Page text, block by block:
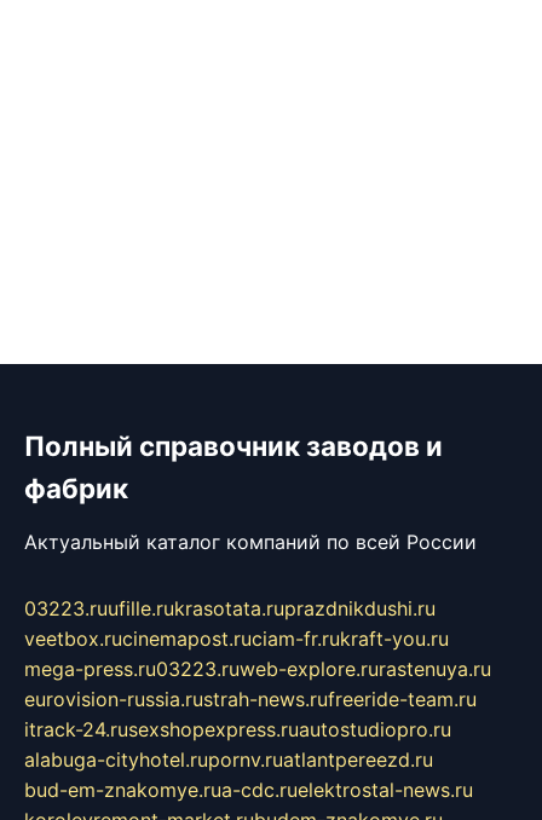
Полный справочник заводов и
фабрик
Актуальный каталог компаний по всей России
03223.ruufille.rukrasotata.ruprazdnikdushi.ru
veetbox.rucinemapost.ruciam-fr.rukraft-you.ru
mega-press.ru03223.ruweb-explore.rurastenuya.ru
eurovision-russia.rustrah-news.rufreeride-team.ru
itrack-24.rusexshopexpress.ruautostudiopro.ru
alabuga-cityhotel.rupornv.ruatlantpereezd.ru
bud-em-znakomye.rua-cdc.ruelektrostal-news.ru